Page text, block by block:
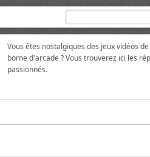
Vous êtes nostalgiques des jeux vidéos
borne d'arcade ? Vous trouverez ici les
passionnés.